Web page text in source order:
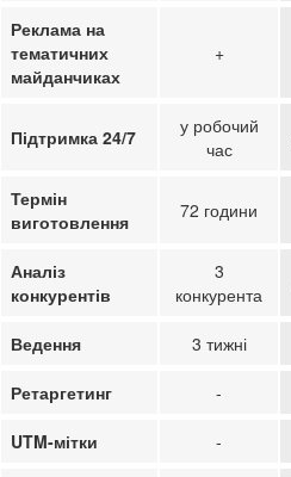
Реклама на
тематичних
майданчиках
+
Підтримка 24/7
у робочий
час
Термін
виготовлення
72 години
Аналіз
конкурентів
3
конкурента
Ведення 3 тижні
Ретаргетинг -
UTM-мітки -